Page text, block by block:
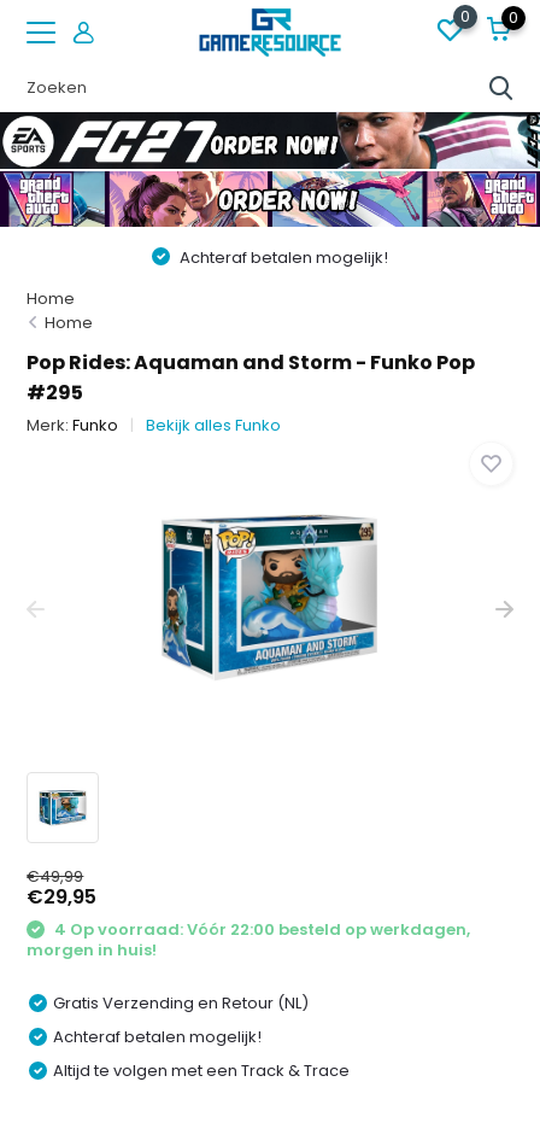
0 0
Achteraf betalen mogelijk!
Home
Home
Pop Rides: Aquaman and Storm - Funko Pop
#295
Merk:Funko Bekijk alles Funko
€49,99
€29,95
4 Op voorraad: Vóór 22:00 besteld op werkdagen,
morgen in huis!
Gratis Verzending en Retour (NL)
Achteraf betalen mogelijk!
Altijd te volgen met een Track & Trace